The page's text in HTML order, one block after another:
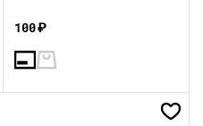
100₽